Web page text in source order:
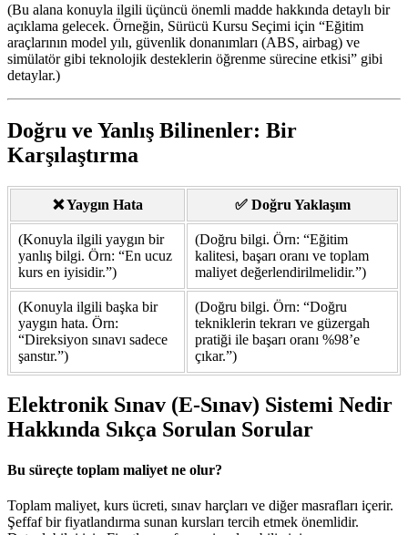
(Bu alana konuyla ilgili üçüncü önemli madde hakkında detaylı bir
açıklama gelecek. Örneğin, Sürücü Kursu Seçimi için “Eğitim
araçlarının model yılı, güvenlik donanımları (ABS, airbag) ve
simülatör gibi teknolojik desteklerin öğrenme sürecine etkisi” gibi
detaylar.)
Doğru ve Yanlış Bilinenler: Bir
Karşılaştırma
❌ Yaygın Hata ✅ Doğru Yaklaşım
(Konuyla ilgili yaygın bir
yanlış bilgi. Örn: “En ucuz
kurs en iyisidir.”)
(Doğru bilgi. Örn: “Eğitim
kalitesi, başarı oranı ve toplam
maliyet değerlendirilmelidir.”)
(Konuyla ilgili başka bir
yaygın hata. Örn:
“Direksiyon sınavı sadece
şanstır.”)
(Doğru bilgi. Örn: “Doğru
tekniklerin tekrarı ve güzergah
pratiği ile başarı oranı %98’e
çıkar.”)
Elektronik Sınav (E-Sınav) Sistemi Nedir
Hakkında Sıkça Sorulan Sorular
Bu süreçte toplam maliyet ne olur?
Toplam maliyet, kurs ücreti, sınav harçları ve diğer masrafları içerir.
Şeffaf bir fiyatlandırma sunan kursları tercih etmek önemlidir.